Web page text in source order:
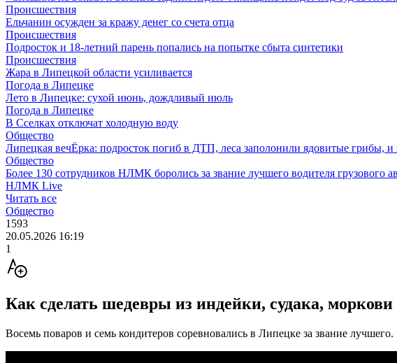
Происшествия
Ельчанин осужден за кражу денег со счета отца
Происшествия
Подросток и 18-летний парень попались на попытке сбыта синтетики
Происшествия
Жара в Липецкой области усиливается
Погода в Липецке
Лето в Липецке: сухой июнь, дождливый июль
Погода в Липецке
В Сселках отключат холодную воду
Общество
Липецкая вечЁрка: подросток погиб в ДТП, леса заполонили ядовитые грибы, и
Общество
Более 130 сотрудников НЛМК боролись за звание лучшего водителя грузового
НЛМК Live
Читать все
Общество
1593
20.05.2026 16:19
1
Как сделать шедевры из индейки, судака, моркови
Восемь поваров и семь кондитеров соревновались в Липецке за звание лучшего.